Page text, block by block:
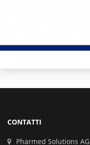
CONTATTI
Pharmed Solutions AG